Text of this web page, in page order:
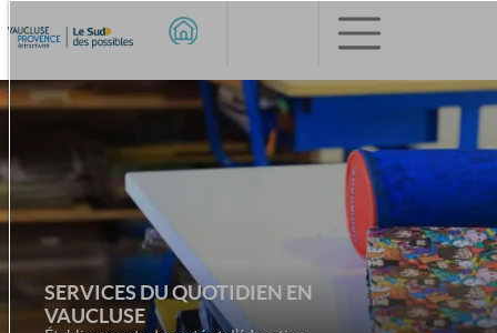
SERVICES DU QUOTIDIEN EN
VAUCLUSE